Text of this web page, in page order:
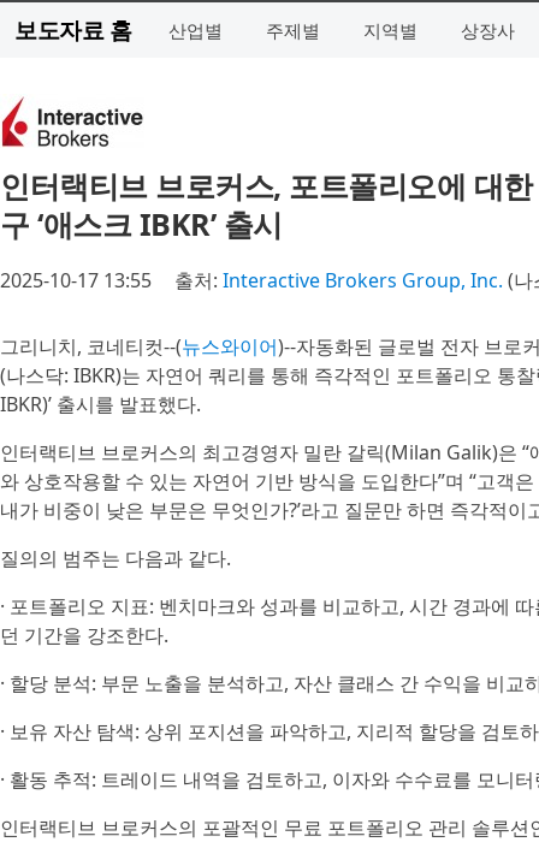
보도자료 홈 산업별 주제별 지역별 상장사
인터랙티브 브로커스, 포트폴리오에 대
구 ‘애스크 IBKR’ 출시
2025-10-17 13:55 출처: Interactive Brokers Group, Inc. (나
그리니치, 코네티컷--(뉴스와이어)--자동화된 글로벌 전자 브로
(나스닥: IBKR)는 자연어 쿼리를 통해 즉각적인 포트폴리오 통
IBKR)’ 출시를 발표했다.
인터랙티브 브로커스의 최고경영자 밀란 갈릭(Milan Galik)은
와 상호작용할 수 있는 자연어 기반 방식을 도입한다”며 “고객
내가 비중이 낮은 부문은 무엇인가?’라고 질문만 하면 즉각적
질의의 범주는 다음과 같다.
· 포트폴리오 지표: 벤치마크와 성과를 비교하고, 시간 경과에
던 기간을 강조한다.
· 할당 분석: 부문 노출을 분석하고, 자산 클래스 간 수익을 비교
· 보유 자산 탐색: 상위 포지션을 파악하고, 지리적 할당을 검토
· 활동 추적: 트레이드 내역을 검토하고, 이자와 수수료를 모니
인터랙티브 브로커스의 포괄적인 무료 포트폴리오 관리 솔루